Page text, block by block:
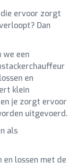
ervoor zorgt
Dan
we een
en
klein
je zorgt ervoor
uitgevoerd.
als
en lossen met de